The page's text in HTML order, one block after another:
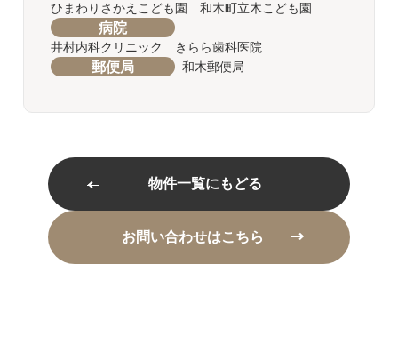
ひまわりさかえこども園 和木町立木こども園
病院
井村内科クリニック きらら歯科医院
郵便局 和木郵便局
物件一覧にもどる
お問い合わせはこちら